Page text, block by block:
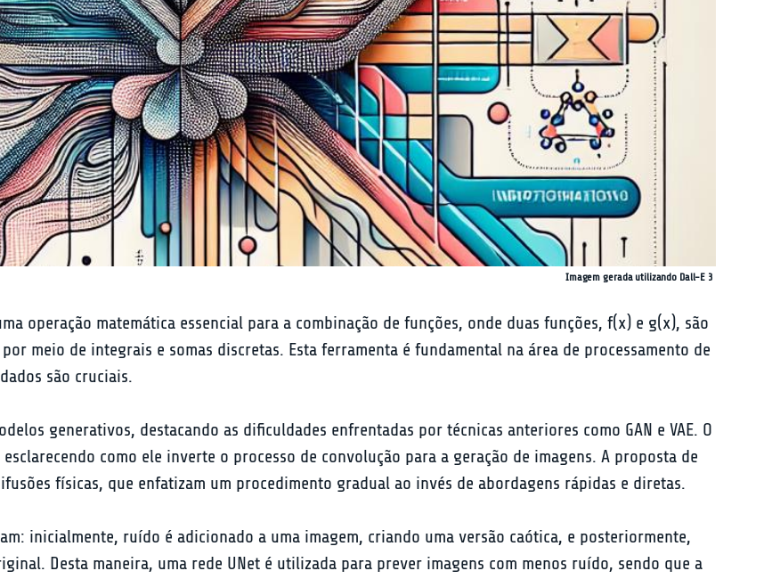
Imagem gerada utilizando Dall-E 3
operação matemática essencial para a combinação de funções, onde duas funções, f(x) e g(x), são
meio de integrais e somas discretas. Esta ferramenta é fundamental na área de processamento de
são cruciais.
generativos, destacando as dificuldades enfrentadas por técnicas anteriores como GAN e VAE. O
como ele inverte o processo de convolução para a geração de imagens. A proposta de
físicas, que enfatizam um procedimento gradual ao invés de abordagens rápidas e diretas.
inicialmente, ruído é adicionado a uma imagem, criando uma versão caótica, e posteriormente,
Desta maneira, uma rede UNet é utilizada para prever imagens com menos ruído, sendo que a